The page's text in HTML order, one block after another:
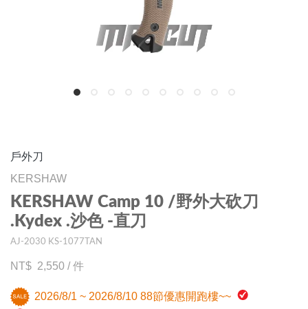
戶外刀
KERSHAW
KERSHAW Camp 10 /野外大砍刀
.Kydex .沙色 -直刀
AJ-2030 KS-1077TAN
2,550 /件
2026/8/1 ~ 2026/8/10 88節優惠開跑樓~~